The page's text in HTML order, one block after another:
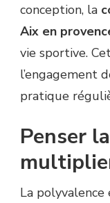
conception, la
Aix en
vie sportive.
l’engagement
pratique
Penser
La